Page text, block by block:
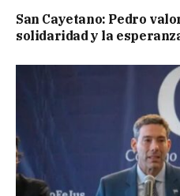
San Cayetano: Pedro
solidaridad y la